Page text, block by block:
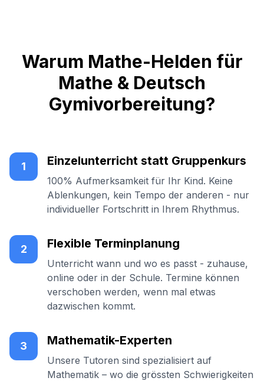
Warum Mathe-Helden für
Mathe & Deutsch
Gymivorbereitung?
1 Einzelunterricht statt Gruppenkurs
100% Aufmerksamkeit für Ihr Kind. Keine
Ablenkungen, kein Tempo der anderen - nur
individueller Fortschritt in Ihrem Rhythmus.
2 Flexible Terminplanung
Unterricht wann und wo es passt - zuhause,
online oder in der Schule. Termine können
verschoben werden, wenn mal etwas
dazwischen kommt.
3 Mathematik-Experten
Unsere Tutoren sind spezialisiert auf
Mathematik – wo die grössten Schwierigkeiten